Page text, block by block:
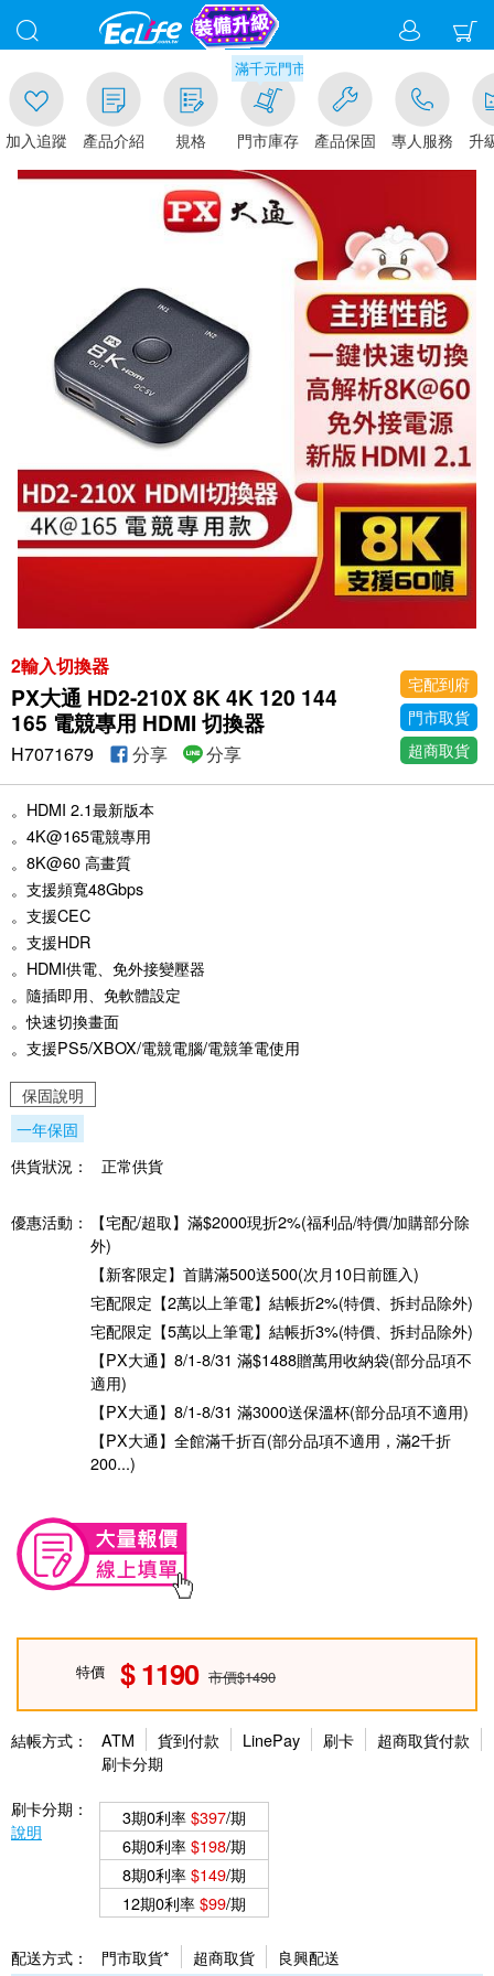
加入追蹤 產品介紹 規格
滿千元門市取貨現折1%(部分商品不適用)-
門市庫存 產品保固 專人服務 升
2輸入切換器
PX大通 HD2-210X 8K 4K 120 144
165 電競專用 HDMI 切換器
宅配到府
門市取貨
超商取貨
H7071679 分享 分享
。HDMI 2.1最新版本
。4K@165電競專用
。8K@60 高畫質
。支援頻寬48Gbps
。支援CEC
。支援HDR
。HDMI供電、免外接變壓器
。隨插即用、免軟體設定
。快速切換畫面
。支援PS5/XBOX/電競電腦/電競筆電使用
保固說明
一年保固
供貨狀況：
正常供貨
優惠活動：
【宅配/超取】滿$2000現折2%(福利品/特價/加購部分除
外)
【新客限定】首購滿500送500(次月10日前匯入)
宅配限定【2萬以上筆電】結帳折2%(特價、拆封品除外)
宅配限定【5萬以上筆電】結帳折3%(特價、拆封品除外)
【PX大通】8/1-8/31 滿$1488贈萬用收納袋(部分品項不
適用)
【PX大通】8/1-8/31 滿3000送保溫杯(部分品項不適用)
【PX大通】全館滿千折百(部分品項不適用，滿2千折
200...)
特價 1190 市價$1490
結帳方式： ATM 貨到付款 LinePay 刷卡
超商取貨付款
刷卡分期
刷卡分期：
說明
3期0利率$397/期
6期0利率$198/期
8期0利率$149/期
12期0利率$99/期
配送方式： 門市取貨* 超商取貨 良興配送